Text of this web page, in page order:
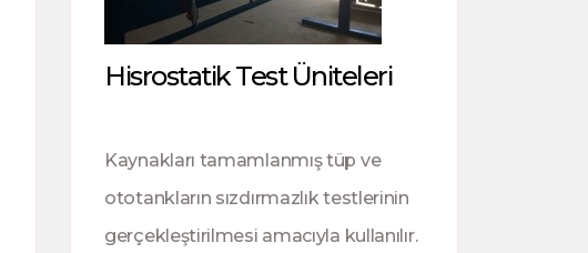
Hisrostatik Test Üniteleri
Kaynakları tamamlanmış tüp ve
ototankların sızdırmazlık testlerinin
gerçekleştirilmesi amacıyla kullanılır.